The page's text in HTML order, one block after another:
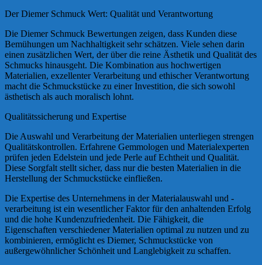
Der Diemer Schmuck Wert: Qualität und Verantwortung
Die Diemer Schmuck Bewertungen zeigen, dass Kunden diese
Bemühungen um Nachhaltigkeit sehr schätzen. Viele sehen darin
einen zusätzlichen Wert, der über die reine Ästhetik und Qualität des
Schmucks hinausgeht. Die Kombination aus hochwertigen
Materialien, exzellenter Verarbeitung und ethischer Verantwortung
macht die Schmuckstücke zu einer Investition, die sich sowohl
ästhetisch als auch moralisch lohnt.
Qualitätssicherung und Expertise
Die Auswahl und Verarbeitung der Materialien unterliegen strengen
Qualitätskontrollen. Erfahrene Gemmologen und Materialexperten
prüfen jeden Edelstein und jede Perle auf Echtheit und Qualität.
Diese Sorgfalt stellt sicher, dass nur die besten Materialien in die
Herstellung der Schmuckstücke einfließen.
Die Expertise des Unternehmens in der Materialauswahl und -
verarbeitung ist ein wesentlicher Faktor für den anhaltenden Erfolg
und die hohe Kundenzufriedenheit. Die Fähigkeit, die
Eigenschaften verschiedener Materialien optimal zu nutzen und zu
kombinieren, ermöglicht es Diemer, Schmuckstücke von
außergewöhnlicher Schönheit und Langlebigkeit zu schaffen.